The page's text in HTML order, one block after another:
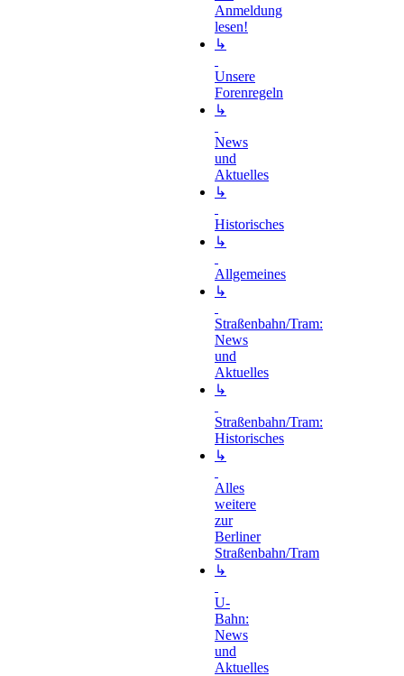
Anmeldung
lesen!
↳
Unsere
Forenregeln
↳
News
und
Aktuelles
↳
Historisches
↳
Allgemeines
↳
Straßenbahn/Tram:
News
und
Aktuelles
↳
Straßenbahn/Tram:
Historisches
↳
Alles
weitere
zur
Berliner
Straßenbahn/Tram
↳
U-
Bahn:
News
und
Aktuelles